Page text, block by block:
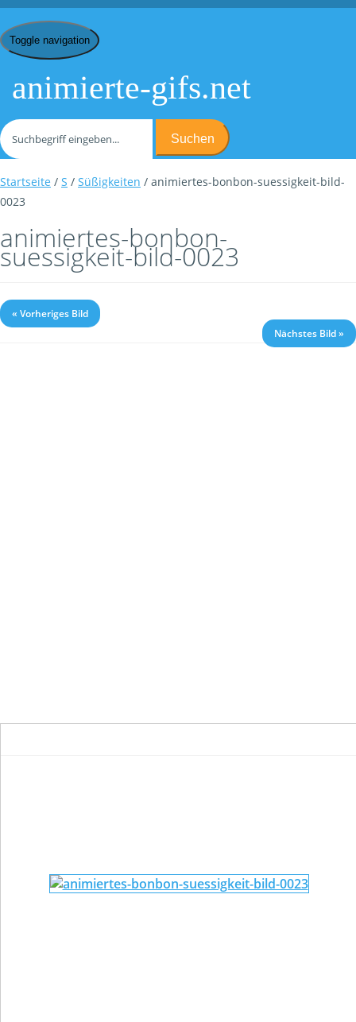
Toggle navigation
animierte-gifs.net
Suchen
Startseite / S / Süßigkeiten / animiertes-bonbon-suessigkeit-bild-
0023
animiertes-bonbon-
suessigkeit-bild-0023
« Vorheriges Bild
Nächstes Bild »